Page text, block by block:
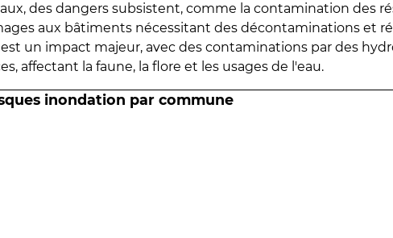
des dangers subsistent, comme la contamination des
aux bâtiments nécessitant des décontaminations et
un impact majeur, avec des contaminations par des
affectant la faune, la flore et les usages de l'eau.
inondation par commune